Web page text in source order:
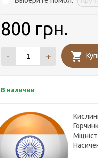
800 грн.
- +
В наличии